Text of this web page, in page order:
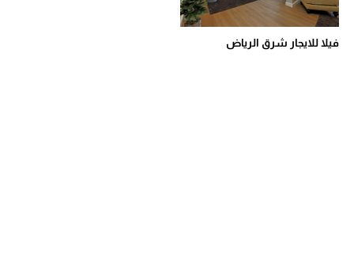
فيلا للايجار شرق الرياض